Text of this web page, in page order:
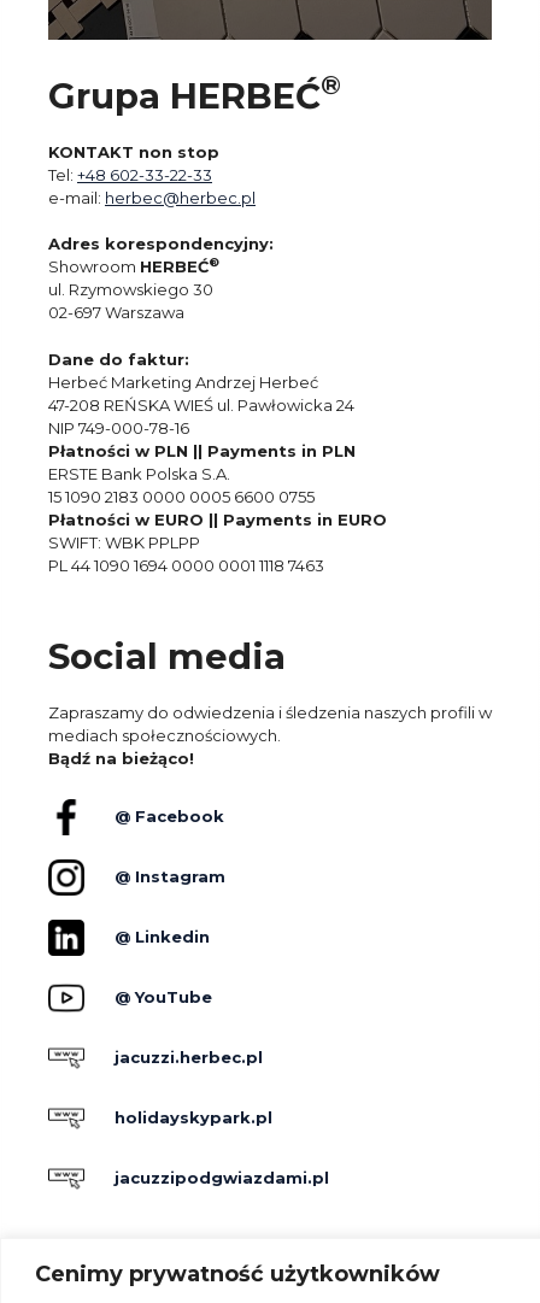
Cenimy prywatność użytkowników
Grupa HERBEĆ®
KONTAKT non stop
Tel: +48 602-33-22-33
e-mail: herbec@herbec.pl
Adres korespondencyjny:
Showroom HERBEĆ®
ul. Rzymowskiego 30
02-697 Warszawa
Dane do faktur:
Herbeć Marketing Andrzej Herbeć
47-208 REŃSKA WIEŚ ul. Pawłowicka 24
NIP 749-000-78-16
Płatności w PLN || Payments in PLN
ERSTE Bank Polska S.A.
15 1090 2183 0000 0005 6600 0755
Płatności w EURO || Payments in EURO
SWIFT: WBK PPLPP
PL 44 1090 1694 0000 0001 1118 7463
Social media
Zapraszamy do odwiedzenia i śledzenia naszych profili w
mediach społecznościowych.
Bądź na bieżąco!
@ Facebook
@ Instagram
@ Linkedin
@ YouTube
jacuzzi.herbec.pl
holidayskypark.pl
jacuzzipodgwiazdami.pl
Producenci